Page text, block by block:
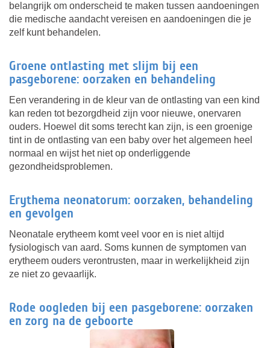
belangrijk om onderscheid te maken tussen aandoeningen
die medische aandacht vereisen en aandoeningen die je
zelf kunt behandelen.
Groene ontlasting met slijm bij een
pasgeborene: oorzaken en behandeling
Een verandering in de kleur van de ontlasting van een kind
kan reden tot bezorgdheid zijn voor nieuwe, onervaren
ouders. Hoewel dit soms terecht kan zijn, is een groenige
tint in de ontlasting van een baby over het algemeen heel
normaal en wijst het niet op onderliggende
gezondheidsproblemen.
Erythema neonatorum: oorzaken, behandeling
en gevolgen
Neonatale erytheem komt veel voor en is niet altijd
fysiologisch van aard. Soms kunnen de symptomen van
erytheem ouders verontrusten, maar in werkelijkheid zijn
ze niet zo gevaarlijk.
Rode oogleden bij een pasgeborene: oorzaken
en zorg na de geboorte